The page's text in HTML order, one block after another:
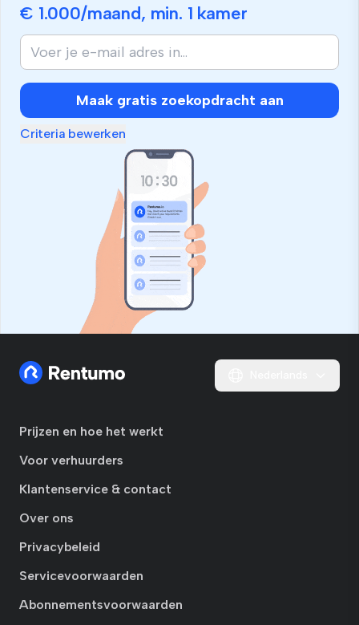
€ 1.000/maand, min. 1 kamer
Maak gratis zoekopdracht aan
Criteria bewerken
Prijzen en hoe het werkt
Voor verhuurders
Klantenservice & contact
Over ons
Privacybeleid
Servicevoorwaarden
Abonnementsvoorwaarden